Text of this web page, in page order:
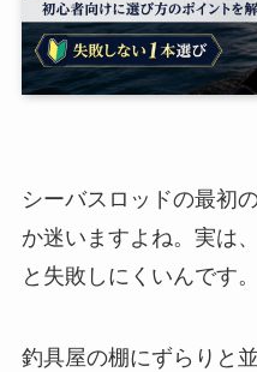
シーバスロッドの最初
か迷いますよね。実は
と失敗しにくいんです。
釣具屋の棚にずらりと